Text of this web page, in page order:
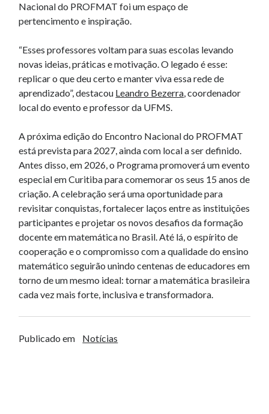
Nacional do PROFMAT foi um espaço de
pertencimento e inspiração.
“Esses professores voltam para suas escolas levando
novas ideias, práticas e motivação. O legado é esse:
replicar o que deu certo e manter viva essa rede de
aprendizado”, destacou Leandro Bezerra, coordenador
local do evento e professor da UFMS.
A próxima edição do Encontro Nacional do PROFMAT
está prevista para 2027, ainda com local a ser definido.
Antes disso, em 2026, o Programa promoverá um evento
especial em Curitiba para comemorar os seus 15 anos de
criação. A celebração será uma oportunidade para
revisitar conquistas, fortalecer laços entre as instituições
participantes e projetar os novos desafios da formação
docente em matemática no Brasil. Até lá, o espírito de
cooperação e o compromisso com a qualidade do ensino
matemático seguirão unindo centenas de educadores em
torno de um mesmo ideal: tornar a matemática brasileira
cada vez mais forte, inclusiva e transformadora.
Publicado em Notícias